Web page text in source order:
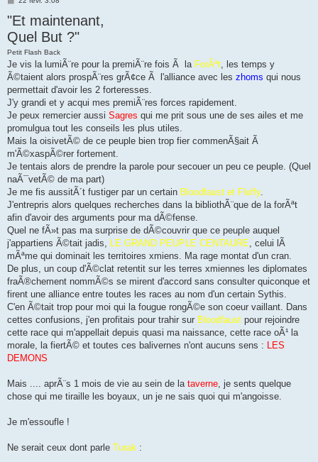
s
s
a
g
e
"Et maintenant,
Quel But ?"
Petit Flash Back
Je vis la lumiÃ¨re pour la premiÃ¨re fois Ã la ForÃªt, les temps y
Ã©taient alors prospÃ¨res grÃ¢ce Ã l'alliance avec les zhoms qui nous
permettait d'avoir les 2 forteresses.
J'y grandi et y acqui mes premiÃ¨res forces rapidement.
Je peux remercier aussi Sagres qui me prit sous une de ses ailes et me
promulgua tout les conseils les plus utiles.
Mais la oisivetÃ© de ce peuple bien trop fier commenÃ§ait Ã
m'Ã©xaspÃ©rer fortement.
Je tentais alors de prendre la parole pour secouer un peu ce peuple. (Quel
naÃ¯vetÃ© de ma part)
Je me fis aussitÃ´t fustiger par un certain Bloodfaust et Fluffy.
J'entrepris alors quelques recherches dans la bibliothÃ¨que de la forÃªt
afin d'avoir des arguments pour ma dÃ©fense.
Quel ne fÃ»t pas ma surprise de dÃ©couvrir que ce peuple auquel
j'appartiens Ã©tait jadis, LE GRAND PEUPLE CENTAURE, celui lÃ
mÃªme qui dominait les territoires xmiens. Ma rage montat d'un cran.
De plus, un coup d'Ã©clat retentit sur les terres xmiennes les diplomates
fraÃ®chement nommÃ©s se mirent d'accord sans consulter quiconque et
firent une alliance entre toutes les races au nom d'un certain Sythis.
C'en Ã©tait trop pour moi qui la fougue rongÃ©e son coeur vaillant. Dans
cettes confusions, j'en profitais pour trahir sur Bloodfaust pour rejoindre
cette race qui m'appellait depuis quasi ma naissance, cette race oÃ¹ la
morale, la fiertÃ© et toutes ces balivernes n'ont aucuns sens : LES
DEMONS
Mais .... aprÃ¨s 1 mois de vie au sein de la taverne, je sents quelque
chose qui me tiraille les boyaux, un je ne sais quoi qui m'angoisse.
Je m'essoufle !
Ne serait ceux dont parle Turak :